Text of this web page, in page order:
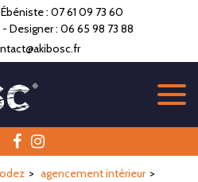
: 07 61 09 73 60
- Designer : 06 65 98 73 88
agencement intérieur